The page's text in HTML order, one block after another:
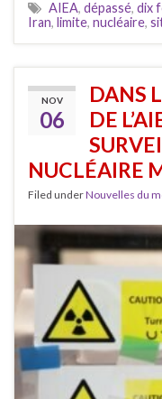
AIEA, dépassé, dix
Iran, limite, nucléaire,
NOV
06
DANS
DE
NUCLÉAIRE
Filed underNouvelles du